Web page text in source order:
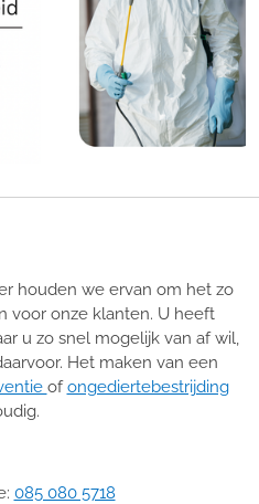
houden we ervan om het zo
voor onze klanten. U heeft
u zo snel mogelijk van af wil,
Het maken van een
ofongediertebestrijding
085 080 5718